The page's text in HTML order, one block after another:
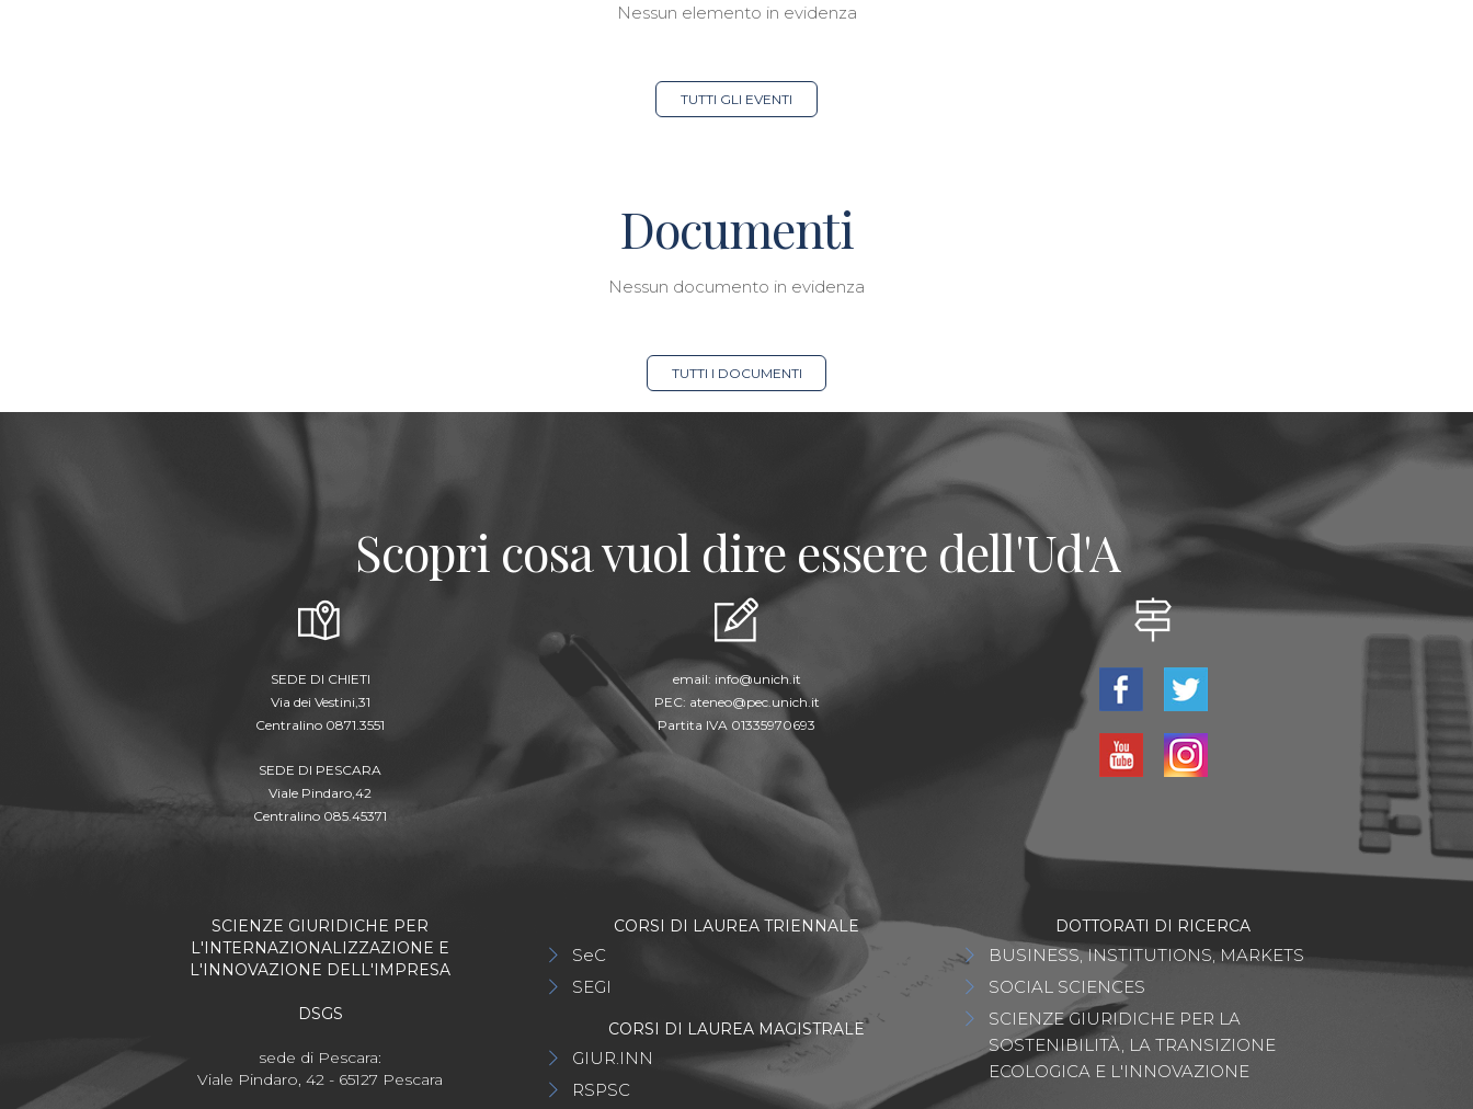
Nessun elemento in evidenza
TUTTI GLI EVENTI
Documenti
Nessun documento in evidenza
TUTTI I DOCUMENTI
Scopri cosa vuol dire essere dell'Ud'A
SEDE DI CHIETI
Via dei Vestini,31
Centralino 0871.3551
SEDE DI PESCARA
Viale Pindaro,42
Centralino 085.45371
email: info@unich.it
PEC: ateneo@pec.unich.it
Partita IVA 01335970693
SCIENZE GIURIDICHE PER
L'INTERNAZIONALIZZAZIONE E
L'INNOVAZIONE DELL'IMPRESA
DSGS
sede di Pescara:
Viale Pindaro, 42 - 65127 Pescara
CORSI DI LAUREA TRIENNALE
SeC
SEGI
CORSI DI LAUREA MAGISTRALE
GIUR.INN
RSPSC
DOTTORATI DI RICERCA
BUSINESS, INSTITUTIONS, MARKETS
SOCIAL SCIENCES
SCIENZE GIURIDICHE PER LA
SOSTENIBILITÀ, LA TRANSIZIONE
ECOLOGICA E L'INNOVAZIONE